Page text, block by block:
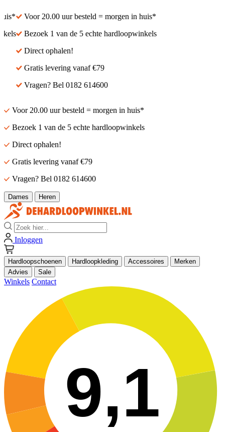
Voor 20.00 uur besteld = morgen in huis*
Bezoek 1 van de 5 echte hardloopwinkels
Direct ophalen!
Gratis levering vanaf €79
Vragen? Bel 0182 614600
Voor 20.00 uur besteld = morgen in huis*
Bezoek 1 van de 5 echte hardloopwinkels
Direct ophalen!
Gratis levering vanaf €79
Vragen? Bel 0182 614600
Dames Heren
Zoek
Inloggen
Hardloopschoenen Hardloopkleding Accessoires
Merken
Advies
Sale
Winkels Contact
9,1